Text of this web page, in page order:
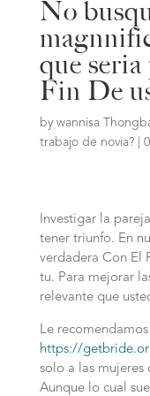
No
que
Fin De
by wannisa
trabajo de novia?|
Investigar la
tener triunfo. En
verdadera Con El
tu. Para mejorar
relevante que
Le
https://
solo a las mujeres
Aunque lo cual